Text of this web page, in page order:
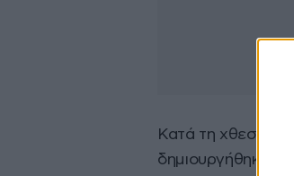
Κατά τη χθεσινή
δημιουργήθηκαν